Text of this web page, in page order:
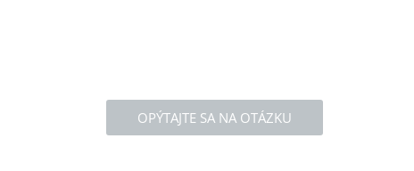
OPÝTAJTE SA NA OTÁZKU